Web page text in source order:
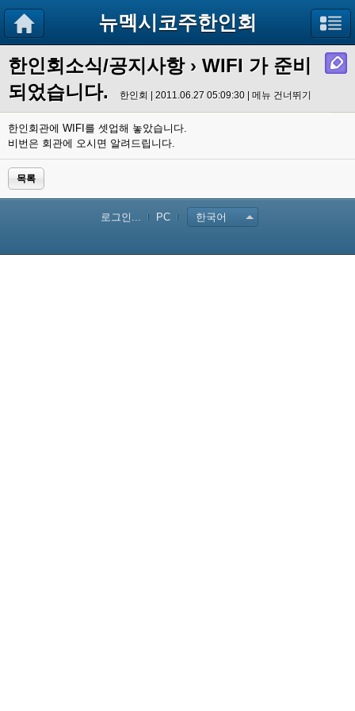
뉴멕시코주한인회
한인회소식/공지사항› WIFI 가 준비
되었습니다.
한인회 | 2011.06.27 05:09:30 | 메뉴 건너뛰기
한인회관에 WIFI를 셋업해 놓았습니다.
비번은 회관에 오시면 알려드립니다.
목록
로그인... PC 한국어